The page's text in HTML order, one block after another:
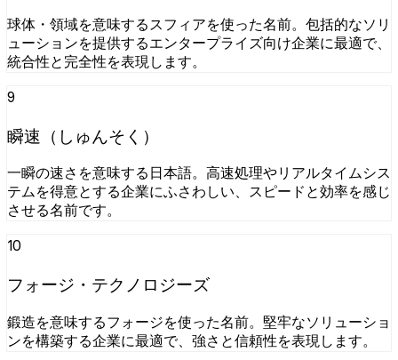
球体・領域を意味するスフィアを使った名前。包括的なソリ
ューションを提供するエンタープライズ向け企業に最適で、
統合性と完全性を表現します。
9
瞬速（しゅんそく）
一瞬の速さを意味する日本語。高速処理やリアルタイムシス
テムを得意とする企業にふさわしい、スピードと効率を感じ
させる名前です。
10
フォージ・テクノロジーズ
鍛造を意味するフォージを使った名前。堅牢なソリューショ
ンを構築する企業に最適で、強さと信頼性を表現します。